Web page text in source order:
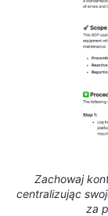
Zachowaj
centralizując
za